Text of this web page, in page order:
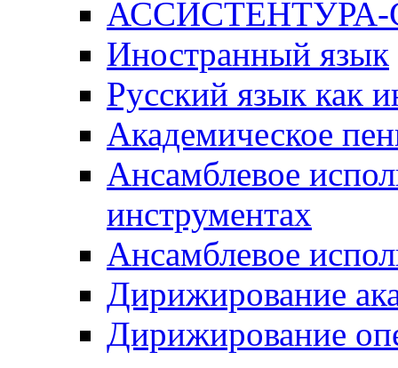
Иностранный язык
Русский язык как
Академическое
Ансамблевое
инструментах
Ансамблевое
Дирижирование
Дирижирование